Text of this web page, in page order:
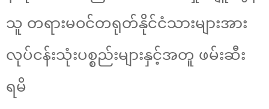
သူ တရားမဝင်တရုတ်နိုင်ငံသားများအား
လုပ်ငန်းသုံးပစ္စည်းများနှင့်အတူ ဖမ်းဆီး
ရမိ